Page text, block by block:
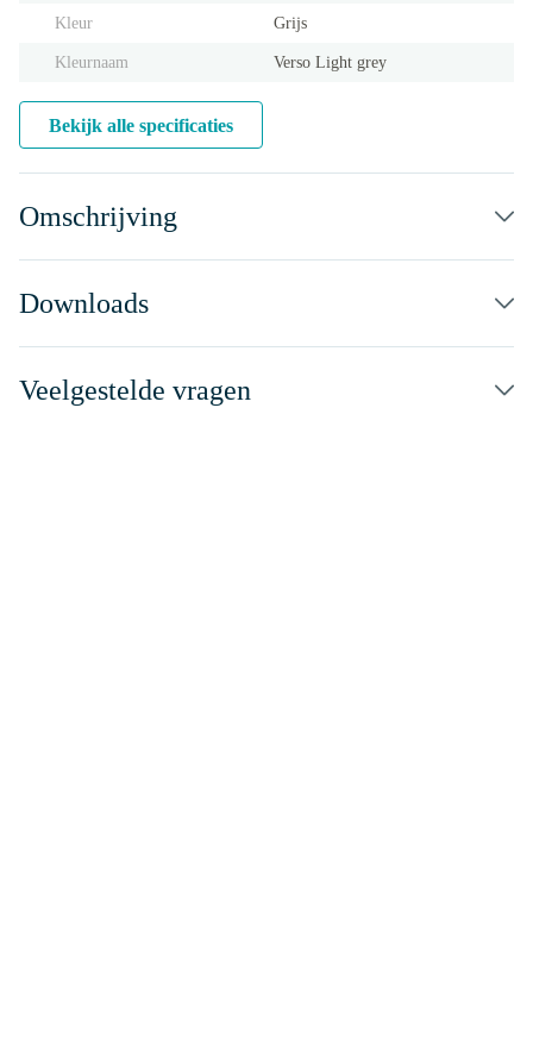
Kleur Grijs
Kleurnaam Verso Light grey
Bekijk alle specificaties
Omschrijving
Downloads
Veelgestelde vragen